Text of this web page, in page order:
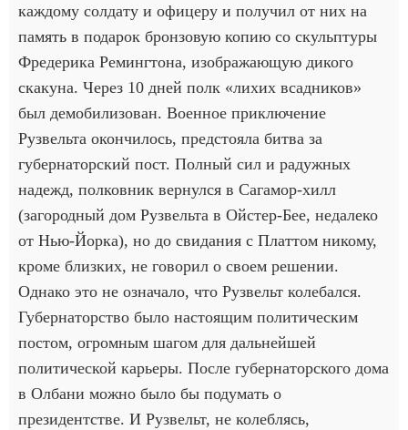
каждому солдату и офицеру и получил от них на
память в подарок бронзовую копию со скульптуры
Фредерика Ремингтона, изображающую дикого
скакуна. Через 10 дней полк «лихих всадников»
был демобилизован. Военное приключение
Рузвельта окончилось, предстояла битва за
губернаторский пост. Полный сил и радужных
надежд, полковник вернулся в Сагамор-хилл
(загородный дом Рузвельта в Ойстер-Бее, недалеко
от Нью-Йорка), но до свидания с Платтом никому,
кроме близких, не говорил о своем решении.
Однако это не означало, что Рузвельт колебался.
Губернаторство было настоящим политическим
постом, огромным шагом для дальнейшей
политической карьеры. После губернаторского дома
в Олбани можно было бы подумать о
президентстве. И Рузвельт, не колеблясь,